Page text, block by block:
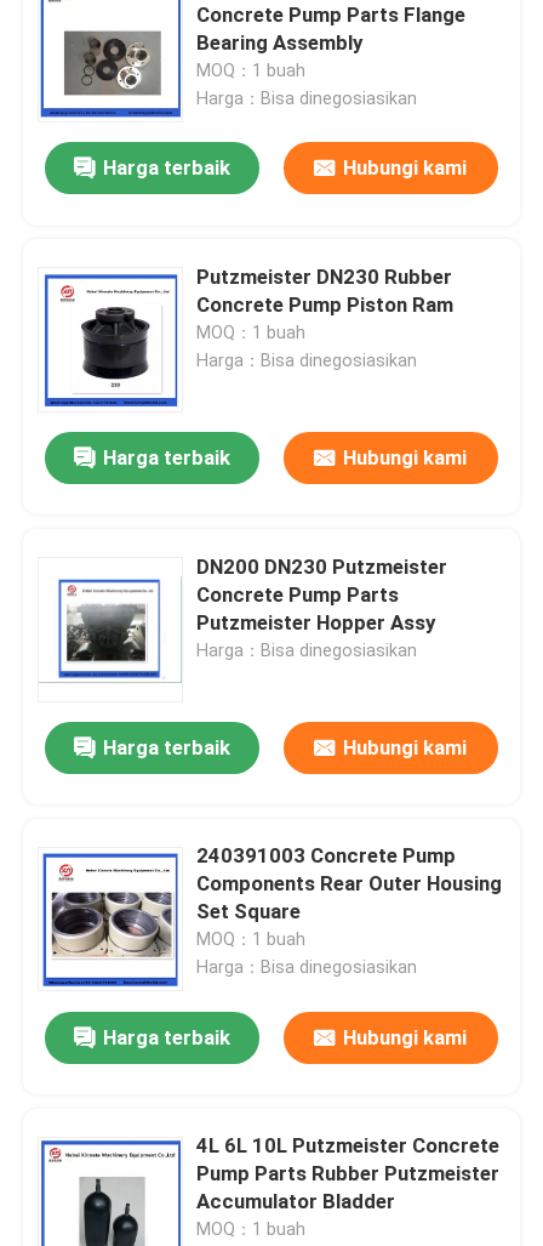
Concrete Pump Parts Flange
Bearing Assembly
MOQ：1 buah
Harga：Bisa dinegosiasikan
Harga terbaik Hubungi kami
Putzmeister DN230 Rubber
Concrete Pump Piston Ram
MOQ：1 buah
Harga：Bisa dinegosiasikan
Harga terbaik Hubungi kami
DN200 DN230 Putzmeister
Concrete Pump Parts
Putzmeister Hopper Assy
Harga：Bisa dinegosiasikan
Harga terbaik Hubungi kami
240391003 Concrete Pump
Components Rear Outer Housing
Set Square
MOQ：1 buah
Harga：Bisa dinegosiasikan
Harga terbaik Hubungi kami
4L 6L 10L Putzmeister Concrete
Pump Parts Rubber Putzmeister
Accumulator Bladder
MOQ：1 buah